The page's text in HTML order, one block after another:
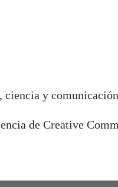
ciencia y comunicación
de Creative